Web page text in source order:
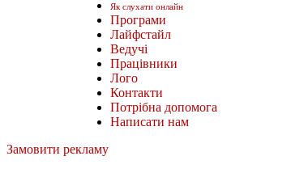
Як слухати онлайн
Програми
Лайфстайл
Ведучі
Працівники
Лого
Контакти
Потрібна допомога
Написати нам
Замовити рекламу